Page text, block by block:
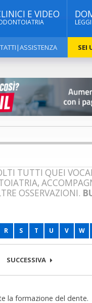
E VIDEO
SEI
TUTTI QUEI
OSSERVAZIONI.
R S T U V W
SUCCESSIVA
la formazione del dente.